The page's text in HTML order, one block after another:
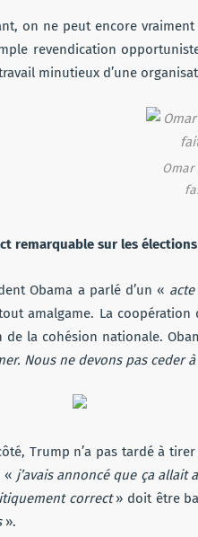
on ne peut encore
revendication
minutieux d’une
remarquable sur les
Obama a parlé d’un «
amalgame. La
de la cohésion nationale.
Nous ne devons pas ceder
Trump n’a pas tardé à
« j’avais annoncé que ça
correct» doit être
».